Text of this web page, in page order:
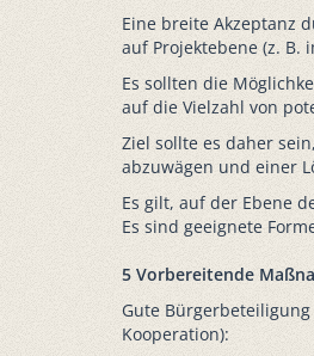
Eine breite Akzeptanz
auf Projektebene (z.
Es sollten die
auf die Vielzahl von
Ziel sollte es daher
abzuwägen und einer
Es gilt, auf der Ebene
Es sind geeignete
5 Vorbereitende
Gute
Kooperation):